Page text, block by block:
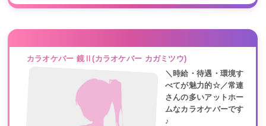
カラオケバー 鏡Ⅱ(カラオケバー カガミツウ)
＼時給・待遇・環境す
べてが魅力的☆／常連
さんの多いアットホー
ムなカラオケバーです
♪